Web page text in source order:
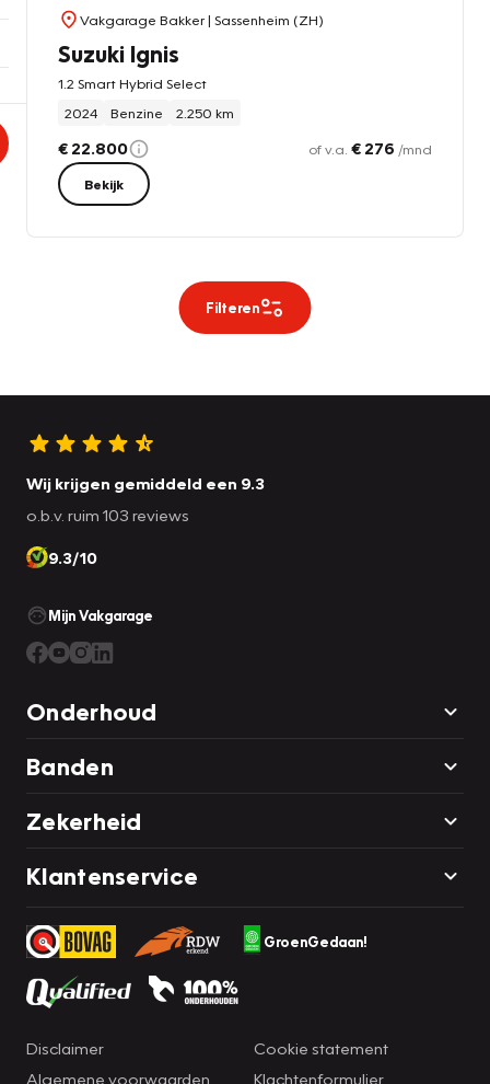
Vakgarage Bakker| Sassenheim (ZH)
Suzuki Ignis
1.2 Smart Hybrid Select
2024
Benzine 2.250 km
€ 22.800 of v.a. € 276 /mnd
Bekijk
Filteren
Wij krijgen gemiddeld een 9.3
o.b.v. ruim 103 reviews
9.3/10
Mijn Vakgarage
Onderhoud
Banden
Zekerheid
Klantenservice
GroenGedaan!
Disclaimer
Algemene voorwaarden
Cookie statement
Klachtenformulier